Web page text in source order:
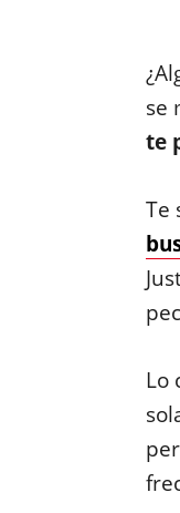
se
te
Te
Lo